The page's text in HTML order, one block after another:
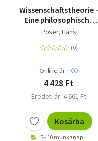
Wissenschaftstheorie -
Eine philosophische
Einführung
Poser, Hans
Online ár:
4 428 Ft
Eredeti ár: 4 661 Ft
Kosárba
5 - 10 munkanap